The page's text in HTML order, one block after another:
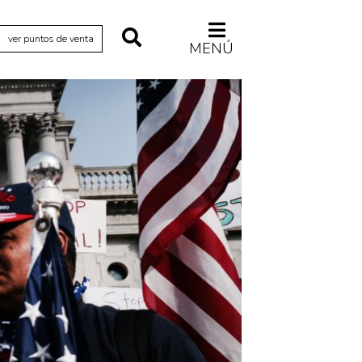
ver puntos de venta MENÚ
Relecturas
Sociedad
Turismo accidental
Vidas paralelas